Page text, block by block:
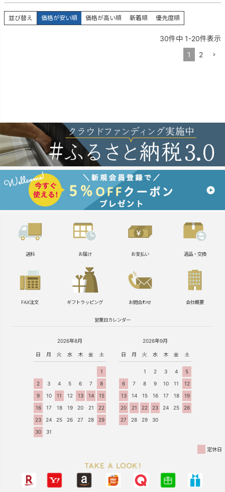
並び替え 価格が安い順 価格が高い順 新着順 優先度順
30件中 1-20件表示
1
2
送料 お届け お支払い 返品・交換
FAX注文 ギフトラッピング お問合わせ 会社概要
営業日カレンダー
2026年8月
日 月 火 水 木 金 土
1
2
3 4 5 6 7
8
9
10 11 12 13 14
15
16
17 18 19 20 21
22
23
24 25 26 27 28
29
30
31
2026年9月
日 月 火 水 木 金 土
1 2 3 4
5
6
7 8 9 10 11
12
13
14 15 16 17 18
19
20
21 22 23 24 25
26
27
28 29 30
定休日